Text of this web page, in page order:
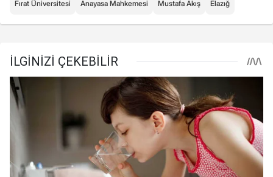
Fırat Üniversitesi Anayasa Mahkemesi Mustafa Akış Elazığ